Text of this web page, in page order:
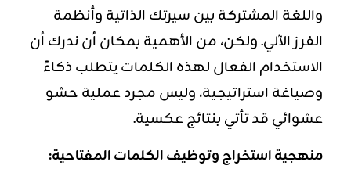
واللغة المشتركة بين سيرتك الذاتية وأنظمة
الفرز الآلي. ولكن، من الأهمية بمكان أن ندرك أن
الاستخدام الفعال لهذه الكلمات يتطلب ذكاءً
وصياغة استراتيجية، وليس مجرد عملية حشو
عشوائي قد تأتي بنتائج عكسية.
منهجية استخراج وتوظيف الكلمات المفتاحية: